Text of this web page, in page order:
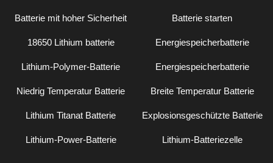
Batterie mit hoher Sicherheit Batterie starten
18650 Lithium batterie Energiespeicherbatterie
Lithium-Polymer-Batterie Energiespeicherbatterie
Niedrig Temperatur Batterie Breite Temperatur Batterie
Lithium Titanat Batterie Explosionsgeschützte Batterie
Lithium-Power-Batterie Lithium-Batteriezelle